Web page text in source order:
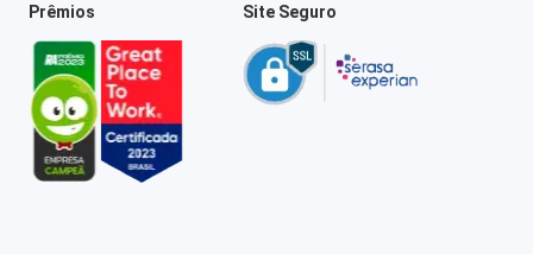
Prêmios Site Seguro